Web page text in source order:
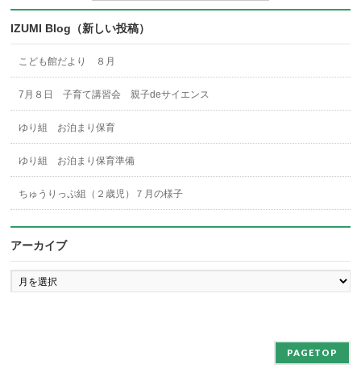
IZUMI Blog（新しい投稿）
こども館だより ８月
7月８日 子育て講習会 親子deサイエンス
ゆり組 お泊まり保育
ゆり組 お泊まり保育準備
ちゅうりっぷ組（２歳児）７月の様子
アーカイブ
ア
ー
PAGETOP